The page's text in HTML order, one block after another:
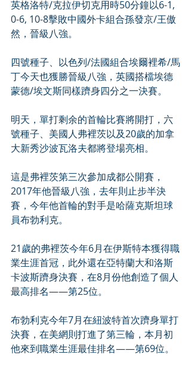
英格洛特/克拉伊切克用時50分鐘以6-1,
0-6, 10-8擊敗中國外卡組合孫發京/王傲
然，晉級八強。
四號種子、以色列/法國組合埃爾裡希/馬
丁今天也獲勝晉級八強，英國搭檔埃德
蒙德/埃文斯同樣躋身四分之一決賽。
明天，單打剩余的首輪比賽將開打，六
號種子、美國人弗裡茨以及20歲的加拿
大新秀沙波瓦洛夫都將登場亮相。
這是弗裡茨第三次參加成都公開賽，
2017年他晉級八強，去年則止步半決
賽，今年他首輪的對手是哈薩克斯坦球
員布勃利克。
21歲的弗裡茨今年6月在伊斯特本獲得職
業生涯首冠，此外還在亞特蘭大和洛斯
卡波斯躋身決賽，在8月份他創造了個人
最高排名——第25位。
布勃利克今年7月在紐波特首次躋身單打
決賽，在美網則打進了第三輪，本月初
他來到職業生涯最佳排名——第69位。